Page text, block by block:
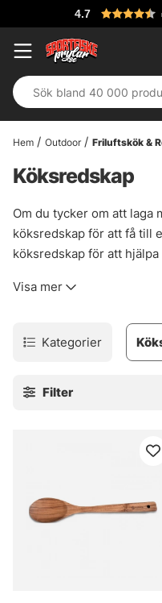
4.7
Hem Outdoor Friluftskök &
Köksredskap
Om du tycker om att laga
köksredskap för att få till
köksredskap för att
Visa mer
Kategorier
Filter